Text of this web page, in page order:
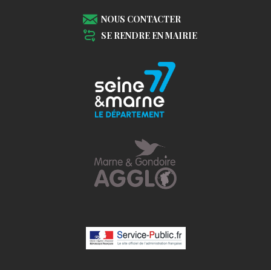
NOUS CONTACTER
SE RENDRE EN MAIRIE